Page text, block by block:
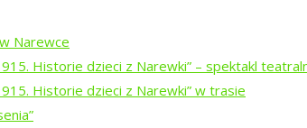
Narewce
Historie dzieci z Narewki” ⁠–⁠ spektakl
Historie dzieci z Narewki” w trasie
Rezydencji Twórczych 2026
2025
Rezydencji Twórczych 2025